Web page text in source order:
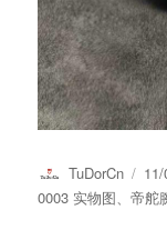
作
者
TuDorCn
发
布
0003 实物图、帝舵